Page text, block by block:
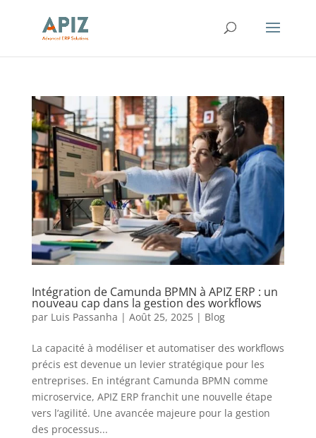
Intégration de Camunda BPMN à APIZ ERP : un
nouveau cap dans la gestion des workflows
par Luis Passanha | Août 25, 2025| Blog
La capacité à modéliser et automatiser des workflows
précis est devenue un levier stratégique pour les
entreprises. En intégrant Camunda BPMN comme
microservice, APIZ ERP franchit une nouvelle étape
vers l’agilité. Une avancée majeure pour la gestion
des processus...